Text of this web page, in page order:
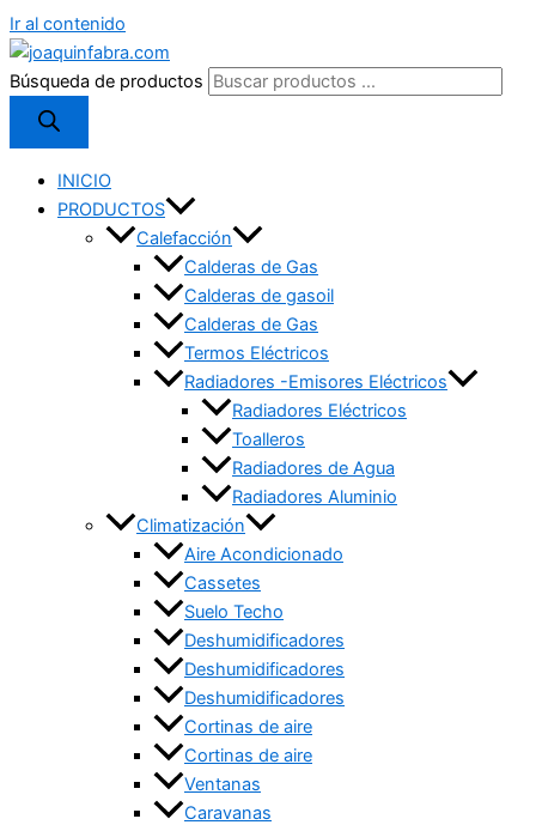
Ir al contenido
Búsqueda de productos
INICIO
PRODUCTOS
Calefacción
Calderas de Gas
Calderas de gasoil
Calderas de Gas
Termos Eléctricos
Radiadores -Emisores Eléctricos
Radiadores Eléctricos
Toalleros
Radiadores de Agua
Radiadores Aluminio
Climatización
Aire Acondicionado
Cassetes
Suelo Techo
Deshumidificadores
Deshumidificadores
Deshumidificadores
Cortinas de aire
Cortinas de aire
Ventanas
Caravanas